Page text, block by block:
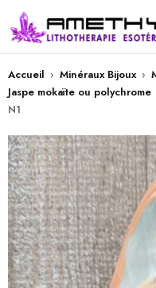
Accueil › Minéraux Bijoux ›
Jaspe mokaïte ou polychrome
N1